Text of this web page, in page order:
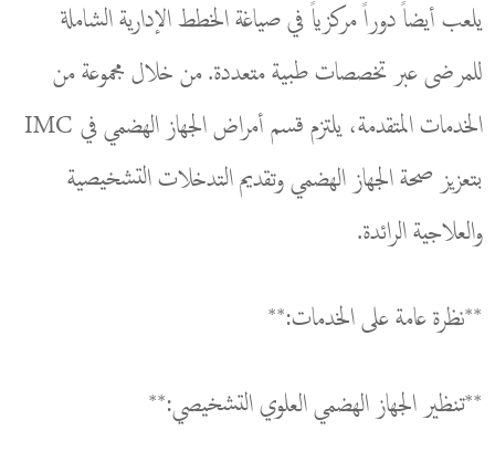
يلعب أيضاً دوراً مركزياً في صياغة الخطط الإدارية الشاملة
للمرضى عبر تخصصات طبية متعددة. من خلال مجموعة من
الخدمات المتقدمة، يلتزم قسم أمراض الجهاز الهضمي في IMC
بتعزيز صحة الجهاز الهضمي وتقديم التدخلات التشخيصية
والعلاجية الرائدة.
**نظرة عامة على الخدمات:**
**تنظير الجهاز الهضمي العلوي التشخيصي:**